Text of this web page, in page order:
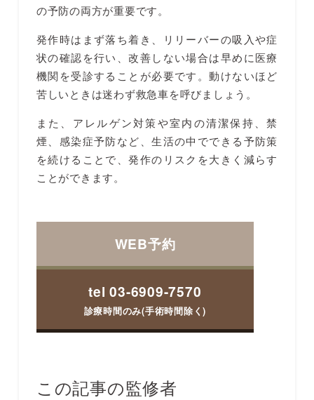
の予防の両方が重要です。
発作時はまず落ち着き、リリーバーの吸入や症
状の確認を行い、改善しない場合は早めに医療
機関を受診することが必要です。動けないほど
苦しいときは迷わず救急車を呼びましょう。
また、アレルゲン対策や室内の清潔保持、禁
煙、感染症予防など、生活の中でできる予防策
を続けることで、発作のリスクを大きく減らす
ことができます。
WEB予約
tel 03-6909-7570
診療時間のみ(手術時間除く)
この記事の監修者